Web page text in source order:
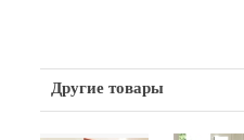
Другие товары